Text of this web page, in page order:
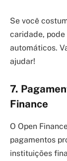
Se você
caridade,
automáticos.
ajudar!
7.
Finance
O Open
pagamentos
instituições